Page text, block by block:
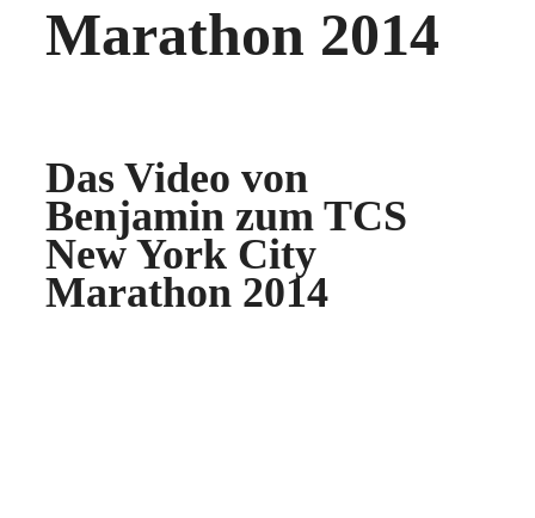
Marathon 2014
Das Video von
Benjamin zum TCS
New York City
Marathon 2014